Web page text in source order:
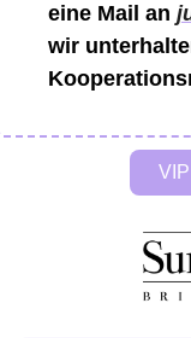
eine Mail an
wir